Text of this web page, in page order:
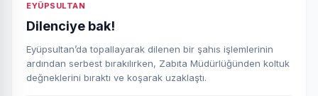
EYÜPSULTAN
Dilenciye bak!
Eyüpsultan’da topallayarak dilenen bir şahıs işlemlerinin
ardından serbest bırakılırken, Zabıta Müdürlüğünden koltuk
değneklerini bıraktı ve koşarak uzaklaştı.